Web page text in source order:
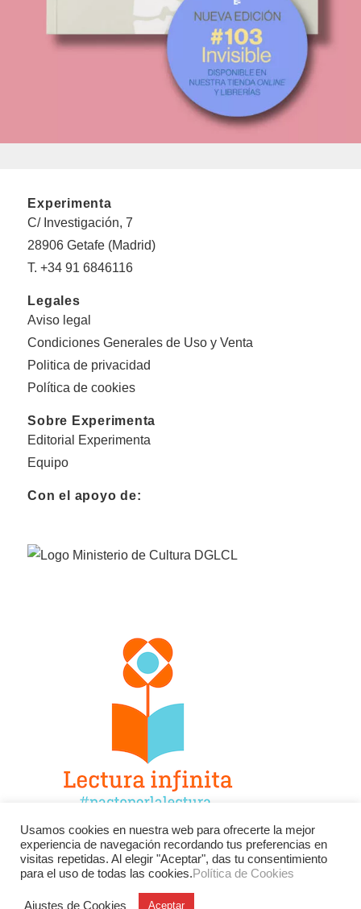
Experimenta
C/ Investigación, 7
28906 Getafe (Madrid)
T. +34 91 6846116
Legales
Aviso legal
Condiciones Generales de Uso y Venta
Politica de privacidad
Política de cookies
Sobre Experimenta
Editorial Experimenta
Equipo
Con el apoyo de:
Facebook Twitter
Instagram
YouTube
LinkedIn Contacto
Usamos cookies en nuestra web para ofrecerte la mejor
experiencia de navegación recordando tus preferencias en
visitas repetidas. Al elegir "Aceptar", das tu consentimiento
para el uso de todas las cookies.Política de Cookies
Ajustes de Cookies Aceptar